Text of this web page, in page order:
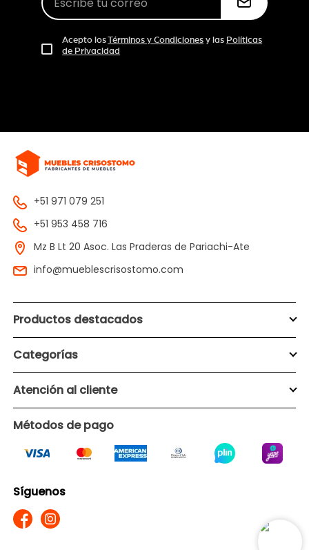
Acepto los Términos y Condiciones y las Políticas
de Privacidad
+51 971 079 251
+51 953 458 716
Mz B Lt 20 Asoc. Las Praderas de Pariachi-Ate
info@mueblescrisostomo.com
Productos destacados
Categorías
Atención al cliente
Métodos de pago